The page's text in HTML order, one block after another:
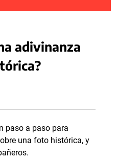
adivinanza
paso a paso para
una foto histórica, y